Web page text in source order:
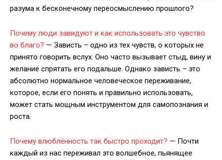
разума к бесконечному переосмыслению прошлого?
Почему люди завидуют и как использовать это чувство
во благо? — Зависть – одно из тех чувств, о которых не
принято говорить вслух. Оно часто вызывает стыд, вину и
желание спрятать его подальше. Однако зависть – это
абсолютно нормальное человеческое переживание,
которое, если его понять и правильно использовать,
может стать мощным инструментом для самопознания и
роста.
Почему влюблённость так быстро проходит? — Почти
каждый из нас переживал это волшебное, пьянящее